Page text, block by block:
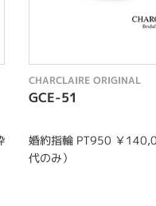
CHARCLAIRE ORIGINAL
GCE-51
婚約指輪 PT950 ￥
代のみ）